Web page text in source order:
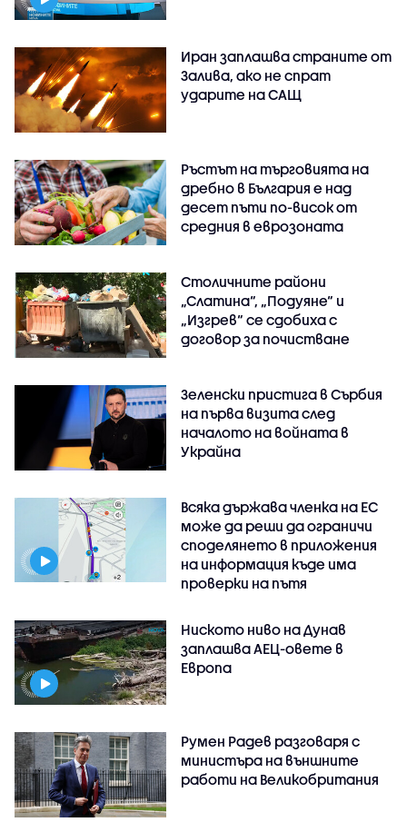
Иран заплашва страните от
Залива, ако не спрат
ударите на САЩ
Ръстът на търговията на
дребно в България е над
десет пъти по-висок от
средния в еврозоната
Столичните райони
„Слатина“, „Подуяне“ и
„Изгрев“ се сдобиха с
договор за почистване
Зеленски пристига в Сърбия
на първа визита след
началото на войната в
Украйна
Всяка държава членка на ЕС
може да реши да ограничи
споделянето в приложения
на информация къде има
проверки на пътя
Ниското ниво на Дунав
заплашва АЕЦ-овете в
Европа
Румен Радев разговаря с
министъра на външните
работи на Великобритания